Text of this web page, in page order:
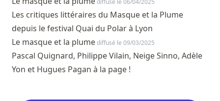
diffusé le 06/04/2025
Les critiques littéraires du Masque et la Plume
depuis le festival Quai du Polar à Lyon
Le masque et la plumediffusé le 09/03/2025
Pascal Quignard, Philippe Vilain, Neige Sinno, Adèle
Yon et Hugues Pagan à la page !